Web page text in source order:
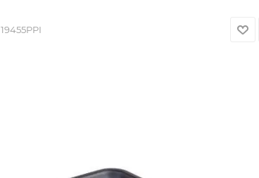
19455PPI